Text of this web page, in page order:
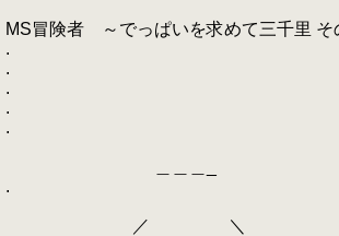
MS冒険者 ～でっぱいを求めて三千里 そ
.
.
.
.
.
.
／ ＼